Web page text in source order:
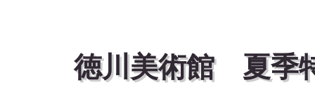
徳川美術館 夏季